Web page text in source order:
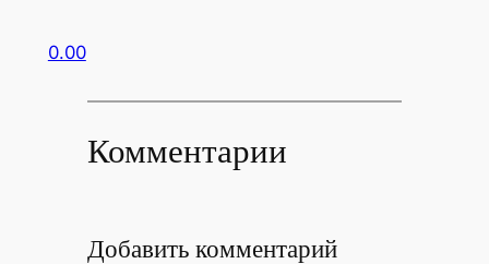
0.00
Комментарии
Добавить комментарий